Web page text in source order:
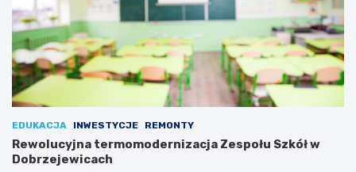
EDUKACJA INWESTYCJE REMONTY
Rewolucyjna termomodernizacja Zespołu Szkół w
Dobrzejewicach